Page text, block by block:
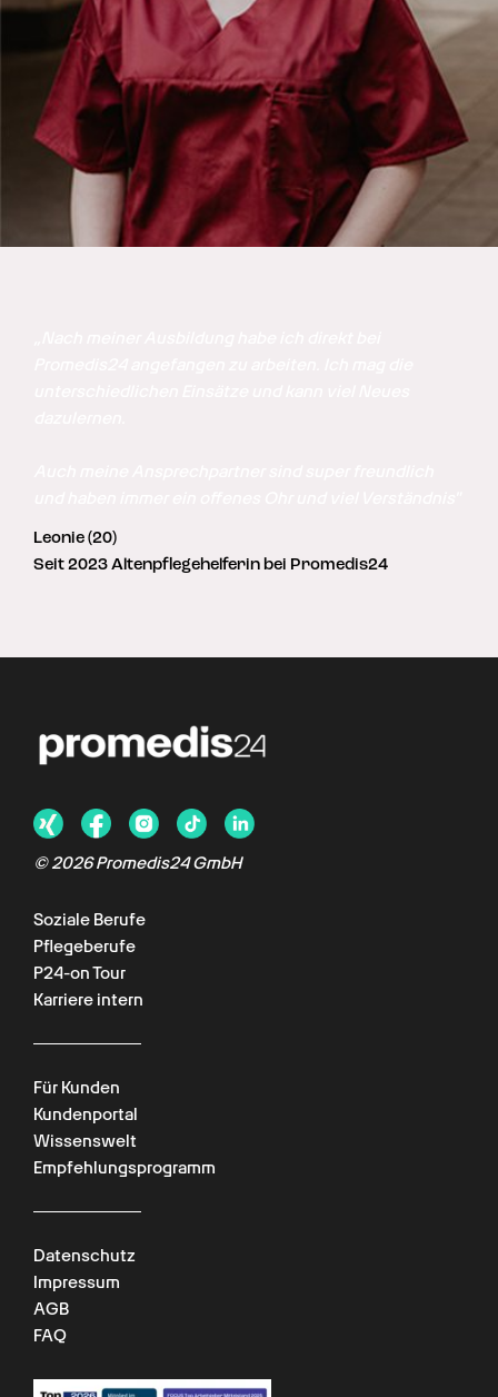
Leonie (20)
Seit 2023 Altenpflegehelferin bei Promedis24
©2026Promedis24 GmbH
Soziale Berufe
Pflegeberufe
P24-on Tour
Karriere intern
Für Kunden
Kundenportal
Wissenswelt
Empfehlungsprogramm
Datenschutz
Impressum
AGB
FAQ